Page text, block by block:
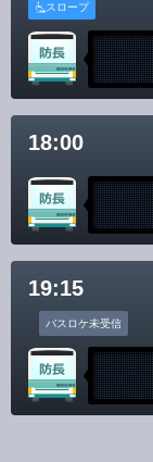
スロープ
18:00
19:15
バスロケ未受信